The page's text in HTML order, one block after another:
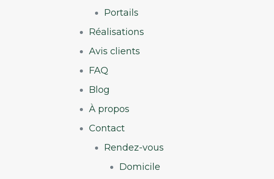
Portails
Réalisations
Avis clients
FAQ
Blog
À propos
Contact
Rendez-vous
Domicile